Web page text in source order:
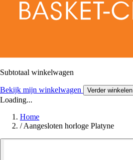
Subtotaal winkelwagen
Bekijk mijn winkelwagen Verder winkelen
Loading...
Home
/ Aangesloten horloge Platyne